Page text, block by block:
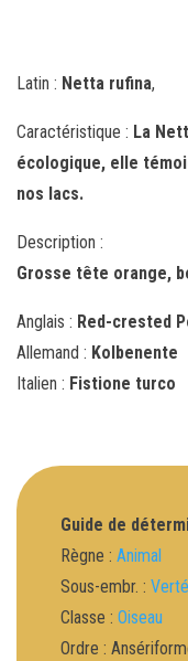
Latin : Netta rufina,
Caractéristique : La
écologique, elle
nos lacs.
Description :
Grosse tête orange,
Anglais : Red-crested
Allemand : Kolbenente
Italien : Fistione turco
Guide de
Règne : Animal
Sous-embr. :
Classe : Oiseau
Ordre :